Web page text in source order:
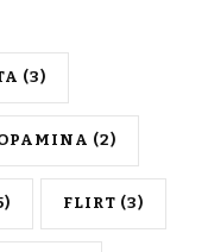
(3)
(2)
FLIRT (3)